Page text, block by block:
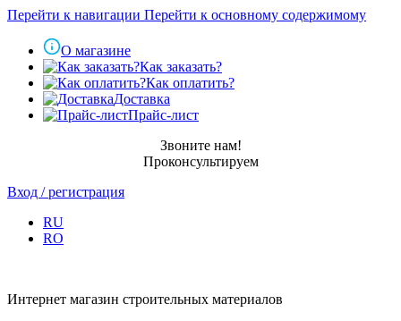
Перейти к навигации Перейти к основному содержимому
О магазине
Как заказать?
Как оплатить?
Доставка
Прайс-лист
Звоните нам!
Проконсультируем
Вход / регистрация
RU
RO
Интернет магазин строительных материалов